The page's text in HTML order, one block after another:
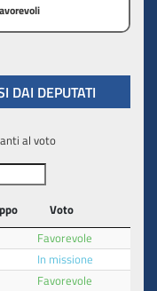
DAI DEPUTATI
al voto
Voto
Favorevole
In missione
Favorevole